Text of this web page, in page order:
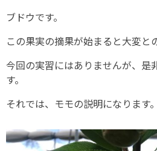
ブドウです。
この果実の摘果が始まると大変と
今回の実習にはありませんが、是
す。
それでは、モモの説明になります。